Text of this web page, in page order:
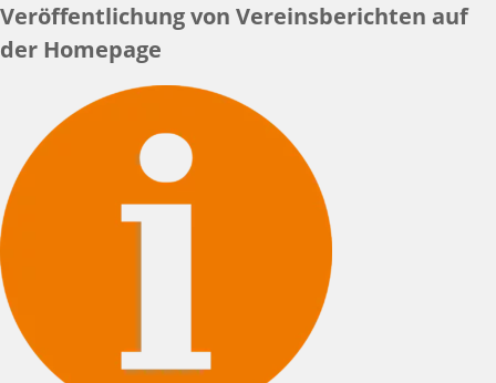
Veröffentlichung von Vereinsberichten auf
der Homepage